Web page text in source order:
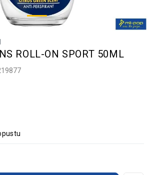
ROLL-ON SPORT 50ML